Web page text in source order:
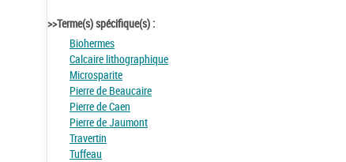
>>Terme(s) spécifique(s) :
Biohermes
Calcaire lithographique
Microsparite
Pierre de Beaucaire
Pierre de Caen
Pierre de Jaumont
Travertin
Tuffeau